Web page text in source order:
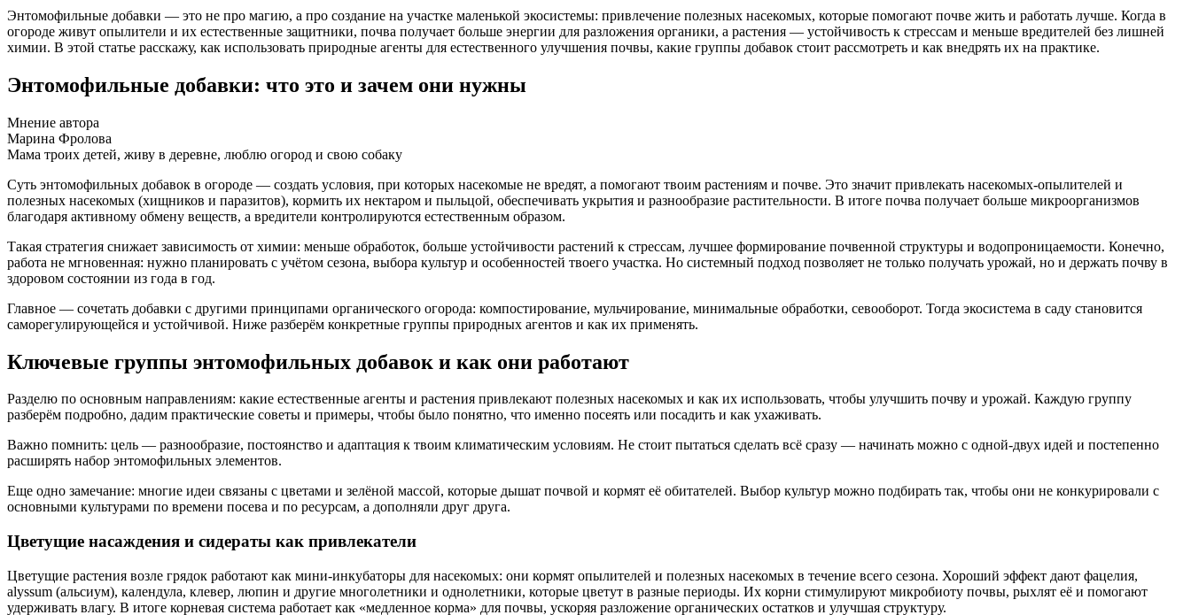
Энтомофильные добавки — это не про магию, а про создание на участке маленькой экосистемы: привлечение полезных насекомых, которые помогают почве жить и работать лучше. Когда в
огороде живут опылители и их естественные защитники, почва получает больше энергии для разложения органики, а растения — устойчивость к стрессам и меньше вредителей без лишней
химии. В этой статье расскажу, как использовать природные агенты для естественного улучшения почвы, какие группы добавок стоит рассмотреть и как внедрять их на практике.
Энтомофильные добавки: что это и зачем они нужны
Мнение автора
Марина Фролова
Мама троих детей, живу в деревне, люблю огород и свою собаку
Суть энтомофильных добавок в огороде — создать условия, при которых насекомые не вредят, а помогают твоим растениям и почве. Это значит привлекать насекомых-опылителей и
полезных насекомых (хищников и паразитов), кормить их нектаром и пыльцой, обеспечивать укрытия и разнообразие растительности. В итоге почва получает больше микроорганизмов
благодаря активному обмену веществ, а вредители контролируются естественным образом.
Такая стратегия снижает зависимость от химии: меньше обработок, больше устойчивости растений к стрессам, лучшее формирование почвенной структуры и водопроницаемости. Конечно,
работа не мгновенная: нужно планировать с учётом сезона, выбора культур и особенностей твоего участка. Но системный подход позволяет не только получать урожай, но и держать почву в
здоровом состоянии из года в год.
Главное — сочетать добавки с другими принципами органического огорода: компостирование, мульчирование, минимальные обработки, севооборот. Тогда экосистема в саду становится
саморегулирующейся и устойчивой. Ниже разберём конкретные группы природных агентов и как их применять.
Ключевые группы энтомофильных добавок и как они работают
Разделю по основным направлениям: какие естественные агенты и растения привлекают полезных насекомых и как их использовать, чтобы улучшить почву и урожай. Каждую группу
разберём подробно, дадим практические советы и примеры, чтобы было понятно, что именно посеять или посадить и как ухаживать.
Важно помнить: цель — разнообразие, постоянство и адаптация к твоим климатическим условиям. Не стоит пытаться сделать всё сразу — начинать можно с одной-двух идей и постепенно
расширять набор энтомофильных элементов.
Еще одно замечание: многие идеи связаны с цветами и зелёной массой, которые дышат почвой и кормят её обитателей. Выбор культур можно подбирать так, чтобы они не конкурировали с
основными культурами по времени посева и по ресурсам, а дополняли друг друга.
Цветущие насаждения и сидераты как привлекатели
Цветущие растения возле грядок работают как мини-инкубаторы для насекомых: они кормят опылителей и полезных насекомых в течение всего сезона. Хороший эффект дают фацелия,
alyssum (альсиум), календула, клевер, люпин и другие многолетники и однолетники, которые цветут в разные периоды. Их корни стимулируют микробиоту почвы, рыхлят её и помогают
удерживать влагу. В итоге корневая система работает как «медленное корма» для почвы, ускоряя разложение органических остатков и улучшая структуру.